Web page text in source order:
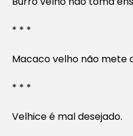
* * *
Macaco velho não mete
* * *
Velhice é mal desejado.